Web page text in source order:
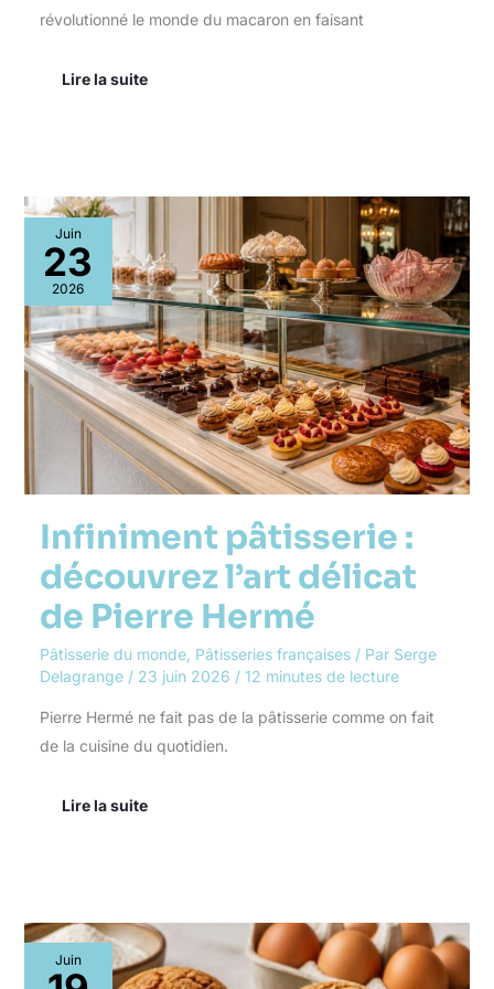
révolutionné le monde du macaron en faisant
Lire la suite
Juin
23
2026
Infiniment pâtisserie :
découvrez l’art délicat
de Pierre Hermé
Pâtisserie du monde, Pâtisseries françaises/ Par Serge
Delagrange / 23 juin 2026 / 12 minutes de lecture
Pierre Hermé ne fait pas de la pâtisserie comme on fait
de la cuisine du quotidien.
Infiniment
pâtisserie
:
découvrez
l’art
délicat
de
Pierre
Hermé
Lire la suite
Juin
Choux
craquelins